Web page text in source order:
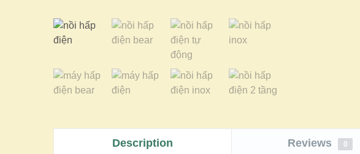
Description Reviews 0